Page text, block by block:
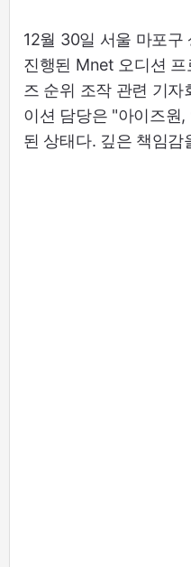
12월 30일 서울 마포구
진행된 Mnet 오디션 프
즈 순위 조작 관련 기
이션 담당은 "아이즈원
된 상태다. 깊은 책임